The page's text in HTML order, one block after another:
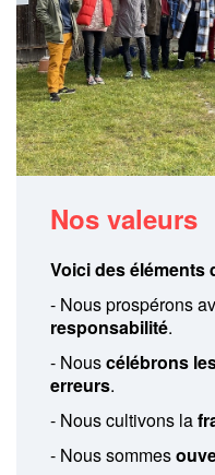
Nos valeurs
Voici des
- Nous prospérons
responsabilité.
- Nouscélébrons
erreurs.
- Nous cultivons la
- Nous sommes